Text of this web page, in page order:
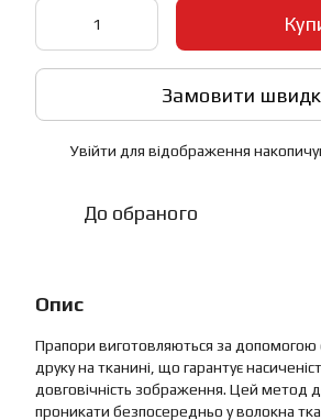
Замовити
Увійти для відображення
До обраного
Опис
Прапори виготовляються за допомогою
друку на тканині, що гарантує
довговічність зображення. Цей метод
проникати безпосередньо у волокна